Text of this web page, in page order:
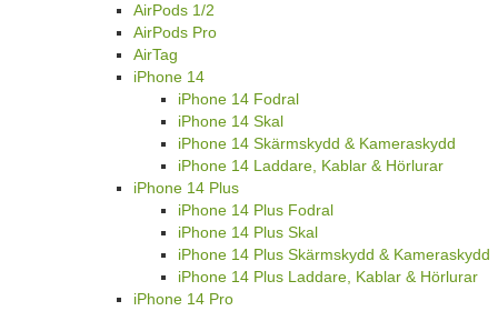
AirPods 1/2
AirPods Pro
AirTag
iPhone 14
iPhone 14 Fodral
iPhone 14 Skal
iPhone 14 Skärmskydd & Kameraskydd
iPhone 14 Laddare, Kablar & Hörlurar
iPhone 14 Plus
iPhone 14 Plus Fodral
iPhone 14 Plus Skal
iPhone 14 Plus Skärmskydd & Kameraskydd
iPhone 14 Plus Laddare, Kablar & Hörlurar
iPhone 14 Pro